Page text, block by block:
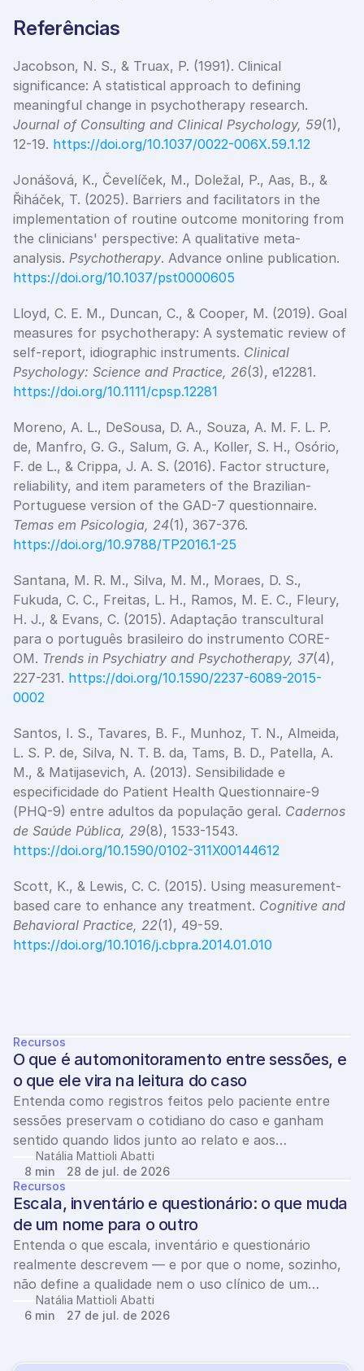
Referências
Jacobson, N. S., & Truax, P. (1991). Clinical
significance: A statistical approach to defining
Journal of Consulting and Clinical Psychology, 59(1),
12-19. https://doi.org/10.1037/0022-006X.59.1.12
Jonášová, K., Čevelíček, M., Doležal, P., Aas, B., &
Řiháček, T. (2025). Barriers and facilitators in the
implementation of routine outcome monitoring from
the clinicians' perspective: A qualitative meta-
analysis. Psychotherapy. Advance online publication.
https://doi.org/10.1037/pst0000605
Lloyd, C. E. M., Duncan, C., & Cooper, M. (2019). Goal
measures for psychotherapy: A systematic review of
self-report, idiographic instruments. Clinical
Psychology: Science and Practice, 26(3), e12281.
https://doi.org/10.1111/cpsp.12281
Moreno, A. L., DeSousa, D. A., Souza, A. M. F. L. P.
de, Manfro, G. G., Salum, G. A., Koller, S. H., Osório,
F. de L., & Crippa, J. A. S. (2016). Factor structure,
reliability, and item parameters of the Brazilian-
Temas em Psicologia, 24(1), 367-376.
https://doi.org/10.9788/TP2016.1-25
Santana, M. R. M., Silva, M. M., Moraes, D. S.,
Fukuda, C. C., Freitas, L. H., Ramos, M. E. C., Fleury,
H. J., & Evans, C. (2015). Adaptação transcultural
para o português brasileiro do instrumento CORE-
OM. Trends in Psychiatry and Psychotherapy, 37(4),
227-231. https://doi.org/10.1590/2237-6089-2015-
0002
Santos, I. S., Tavares, B. F., Munhoz, T. N., Almeida,
L. S. P. de, Silva, N. T. B. da, Tams, B. D., Patella, A.
M., & Matijasevich, A. (2013). Sensibilidade e
especificidade do Patient Health Questionnaire-9
(PHQ-9) entre adultos da população geral. Cadernos
de Saúde Pública, 29(8), 1533-1543.
https://doi.org/10.1590/0102-311X00144612
Scott, K., & Lewis, C. C. (2015). Using measurement-
based care to enhance any treatment. Cognitive and
Behavioral Practice, 22(1), 49-59.
https://doi.org/10.1016/j.cbpra.2014.01.010
Últimos
Recursos
O que é automonitoramento entre sessões, e
o que ele vira na leitura do caso
Entenda como registros feitos pelo paciente entre
sessões preservam o cotidiano do caso e ganham
sentido quando lidos junto ao relato e aos
instrumentos clínicos.
Natália Mattioli Abatti
8 min
28 de jul. de 2026
Recursos
Escala, inventário e questionário: o que muda
de um nome para o outro
Entenda o que escala, inventário e questionário
realmente descrevem — e por que o nome, sozinho,
não define a qualidade nem o uso clínico de um
instrumento.
Natália Mattioli Abatti
6 min
27 de jul. de 2026